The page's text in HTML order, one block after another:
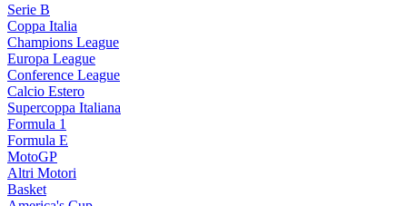
Serie B
Coppa Italia
Champions League
Europa League
Conference League
Calcio Estero
Supercoppa Italiana
Formula 1
Formula E
MotoGP
Altri Motori
Basket